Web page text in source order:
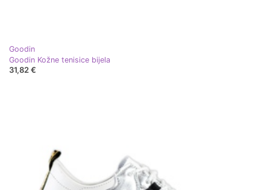
Goodin
Goodin Kožne tenisice bijela
31,82 €